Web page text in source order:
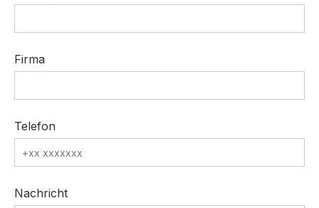
Firma
Telefon
Nachricht